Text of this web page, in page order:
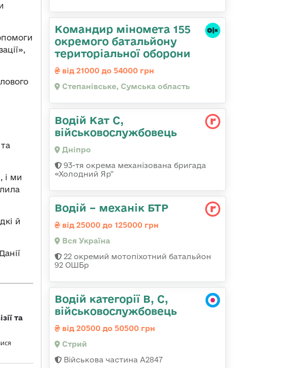
і ми
й
та
Командир міномета 155
окремого батальйону
територіальної оборони
від 21000 до 54000 грн
Степанівське, Сумська область
Водій Кат С,
військовослужбовець
Дніпро
93-тя окрема механізована бригада
«Холодний Яр"
Водій – механік БТР
від 25000 до 125000 грн
Вся Україна
22 окремий мотопіхотний батальйон
92 ОШБр
Водій категорії B, C,
військовослужбовець
від 20500 до 50500 грн
Стрий
Військова частина А2847